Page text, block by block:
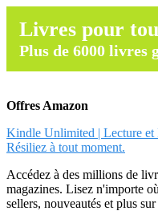
Livres pour
Plus de 6000 livres
Offres Amazon
Kindle Unlimited | Lecture et
Résiliez à tout moment.
Accédez à des millions de
magazines. Lisez n'importe
sellers, nouveautés et plus